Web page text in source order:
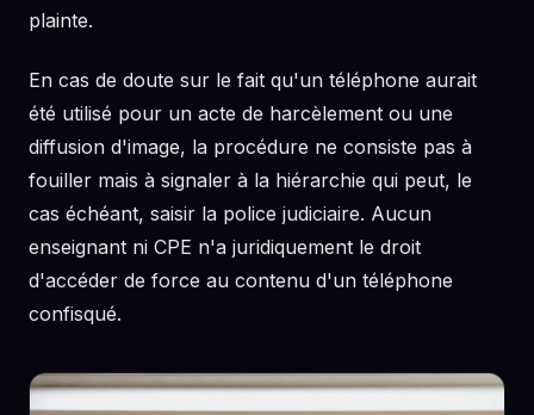
plainte.
En cas de doute sur le fait qu'un téléphone aurait
été utilisé pour un acte de harcèlement ou une
diffusion d'image, la procédure ne consiste pas à
fouiller mais à signaler à la hiérarchie qui peut, le
cas échéant, saisir la police judiciaire. Aucun
enseignant ni CPE n'a juridiquement le droit
d'accéder de force au contenu d'un téléphone
confisqué.